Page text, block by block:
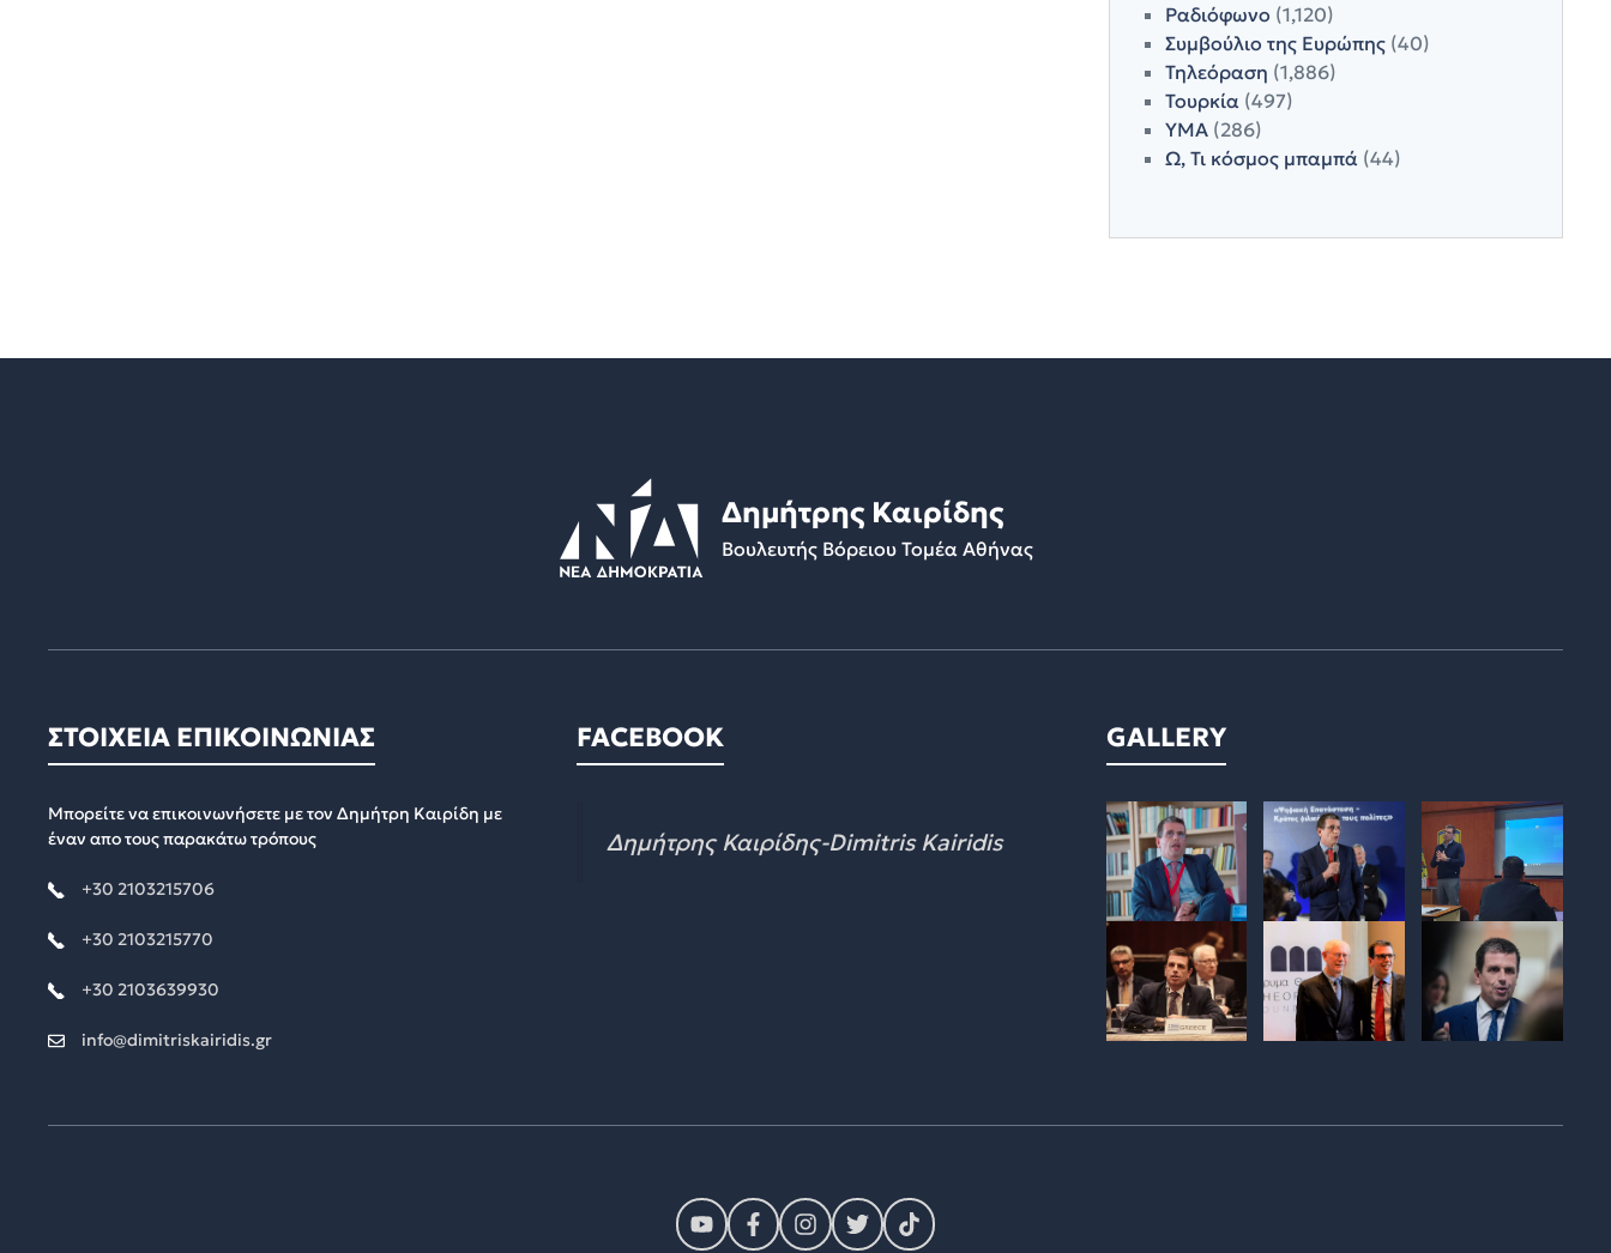
Ραδιόφωνο (1,120)
Συμβούλιο της Ευρώπης(40)
Τηλεόραση (1,886)
Τουρκία(497)
ΥΜΑ(286)
Ω, Τι κόσμος μπαμπά(44)
Δημήτρης Καιρίδης
Βουλευτής Βόρειου Τομέα Αθήνας
ΣΤΟΙΧΕΙΑ ΕΠΙΚΟΙΝΩΝΙΑΣ
Μπορείτε να επικοινωνήσετε με τον Δημήτρη Καιρίδη με
έναν απο τους παρακάτω τρόπους
+30 2103215706
+30 2103215770
+30 2103639930
info@dimitriskairidis.gr
FACEBOOK
Δημήτρης Καιρίδης-Dimitris Kairidis
GALLERY